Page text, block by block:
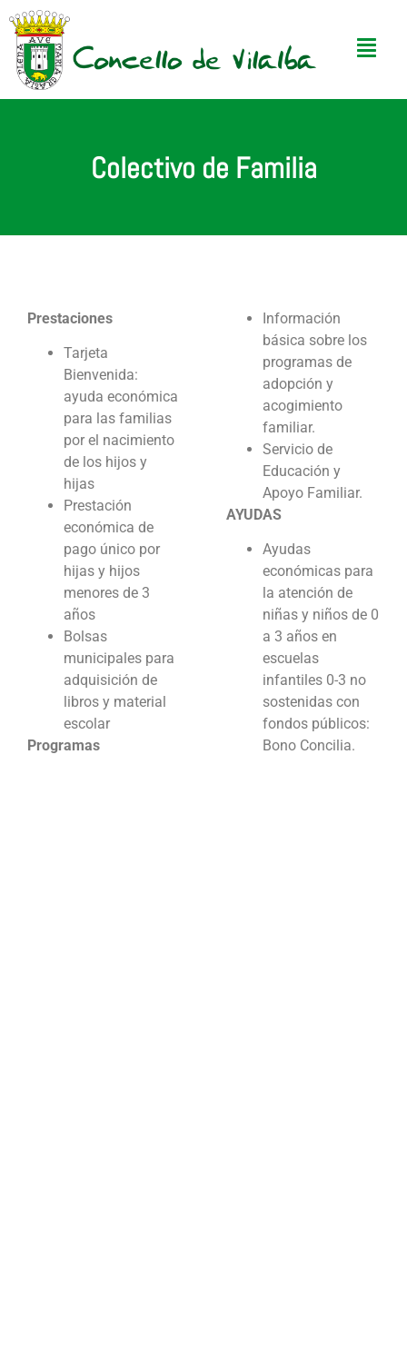
Colectivo de Familia
Prestaciones
Tarjeta
Bienvenida:
ayuda económica
para las familias
por el nacimiento
de los hijos y
hijas
Prestación
económica de
pago único por
hijas y hijos
menores de 3
años
Bolsas
municipales para
adquisición de
libros y material
escolar
Programas
Información
básica sobre los
programas de
adopción y
acogimiento
familiar.
Servicio de
Educación y
Apoyo Familiar.
AYUDAS
Ayudas
económicas para
la atención de
niñas y niños de 0
a 3 años en
escuelas
infantiles 0-3 no
sostenidas con
fondos públicos:
Bono Concilia.